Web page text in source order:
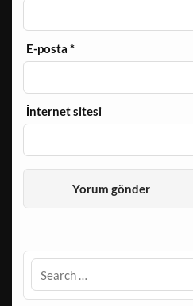
E-posta*
İnternet sitesi